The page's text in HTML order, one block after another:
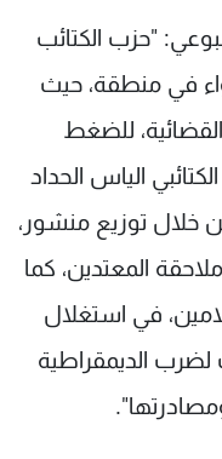
"حزب الكتائب
في منطقة، حيث
للضغط
الياس الحداد
خلال توزيع منشور،
المعتدين، كما
في استغلال
الديمقراطية